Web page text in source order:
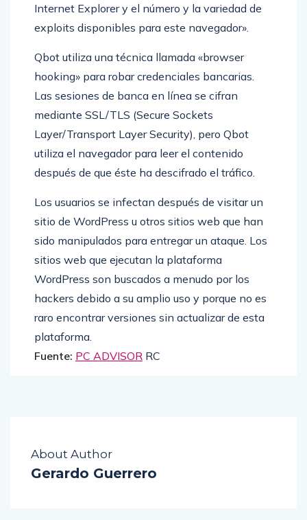
Internet Explorer y el número y la variedad de
exploits disponibles para este navegador».
Qbot utiliza una técnica llamada «browser
hooking» para robar credenciales bancarias.
Las sesiones de banca en línea se cifran
mediante SSL/TLS (Secure Sockets
Layer/Transport Layer Security), pero Qbot
utiliza el navegador para leer el contenido
después de que éste ha descifrado el tráfico.
Los usuarios se infectan después de visitar un
sitio de WordPress u otros sitios web que han
sido manipulados para entregar un ataque. Los
sitios web que ejecutan la plataforma
WordPress son buscados a menudo por los
hackers debido a su amplio uso y porque no es
raro encontrar versiones sin actualizar de esta
plataforma.
Fuente: PC ADVISOR RC
About Author
Gerardo Guerrero